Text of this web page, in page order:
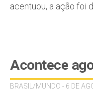
acentuou, a ação foi
Acontece
BRASIL/MUNDO - 6 DE